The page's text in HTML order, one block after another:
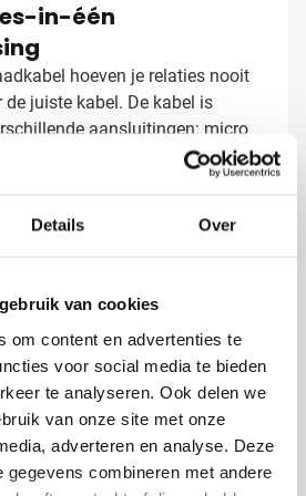
Details Over
van cookies
om content en advertenties te
voor social media te bieden
te analyseren. Ook delen we
van onze site met onze
adverteren en analyse. Deze
gegevens combineren met andere
in-één
hoeven je relaties nooit
de juiste kabel. De kabel is
aansluitingen: micro
Zo kunnen zowel Android-
bezitters hun apparaten
gebruik.bedrukken met
bedrukken we deze
in full color
voorbeeld van je